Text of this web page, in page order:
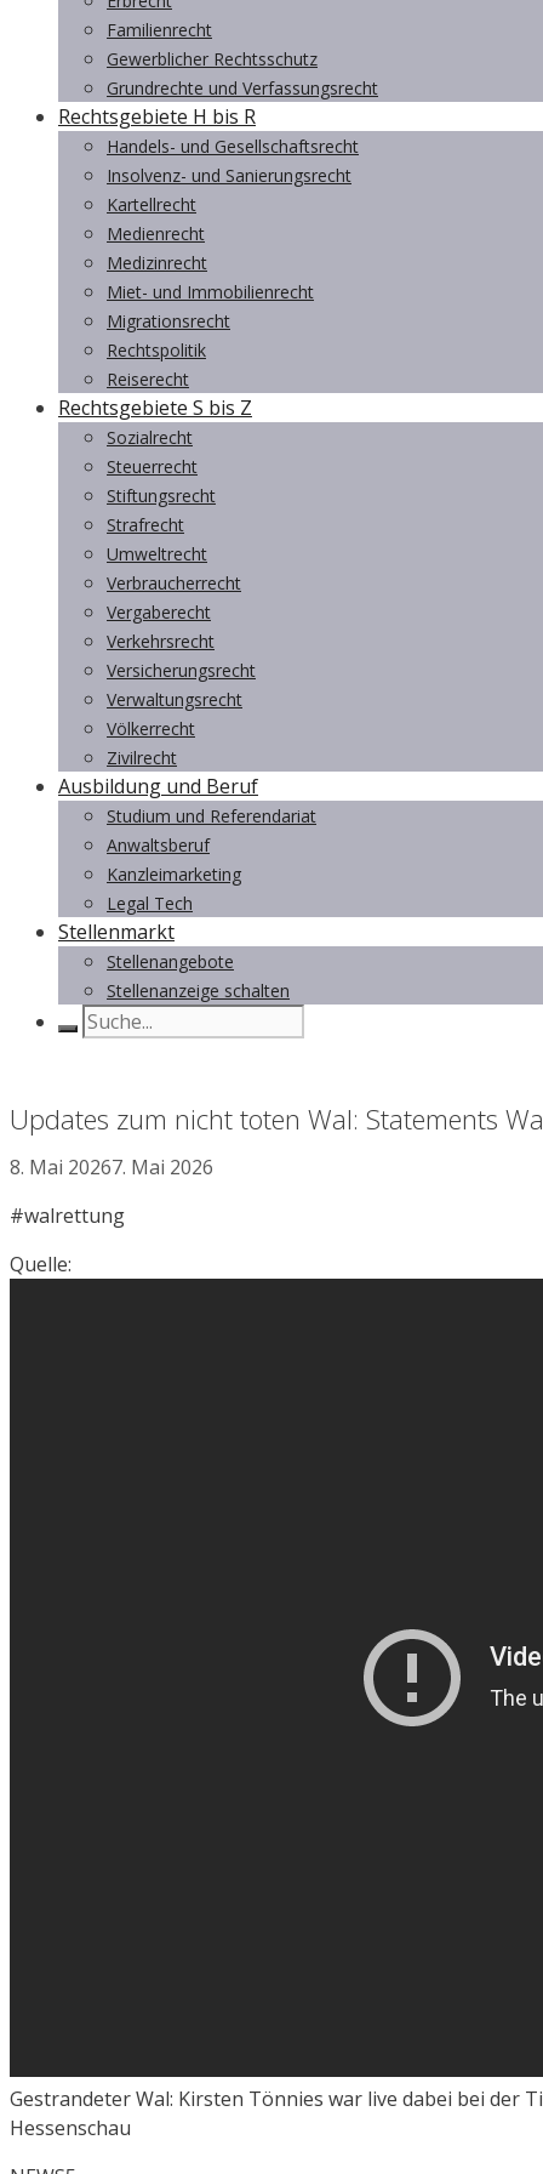
Familienrecht
Gewerblicher Rechtsschutz
Grundrechte und Verfassungsrecht
Rechtsgebiete H bis R
Handels- und Gesellschaftsrecht
Insolvenz- und Sanierungsrecht
Kartellrecht
Medienrecht
Medizinrecht
Miet- und Immobilienrecht
Migrationsrecht
Rechtspolitik
Reiserecht
Rechtsgebiete S bis Z
Sozialrecht
Steuerrecht
Stiftungsrecht
Strafrecht
Umweltrecht
Verbraucherrecht
Vergaberecht
Verkehrsrecht
Versicherungsrecht
Verwaltungsrecht
Völkerrecht
Zivilrecht
Ausbildung und Beruf
Studium und Referendariat
Anwaltsberuf
Kanzleimarketing
Legal Tech
Stellenmarkt
Stellenangebote
Stellenanzeige schalten
Updates zum nicht toten Wal: Statements
8. Mai 20267. Mai 2026
#walrettung
Quelle:
Gestrandeter Wal: Kirsten Tönnies war live dabei bei der
Hessenschau